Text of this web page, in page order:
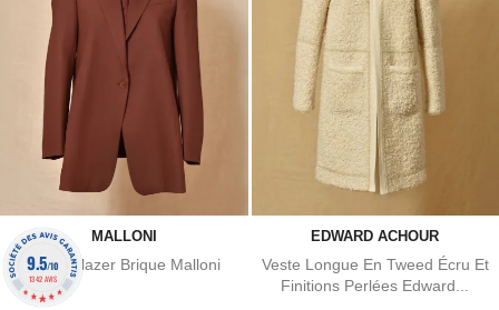
MALLONI
Veste Blazer Brique Malloni
EDWARD ACHOUR
Veste Longue En Tweed Écru Et
Finitions Perlées Edward...
9.5/10
1342 AVIS